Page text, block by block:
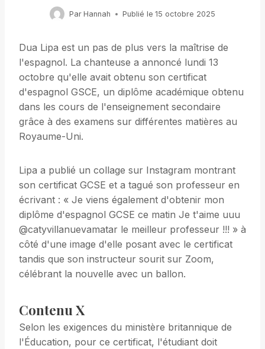
Par Hannah Publié le 15 octobre 2025
Dua Lipa est un pas de plus vers la maîtrise de
l'espagnol. La chanteuse a annoncé lundi 13
octobre qu'elle avait obtenu son certificat
d'espagnol GSCE, un diplôme académique obtenu
dans les cours de l'enseignement secondaire
grâce à des examens sur différentes matières au
Royaume-Uni.
Lipa a publié un collage sur Instagram montrant
son certificat GCSE et a tagué son professeur en
écrivant : « Je viens également d'obtenir mon
diplôme d'espagnol GCSE ce matin Je t'aime uuu
@catyvillanuevamatar le meilleur professeur !!! » à
côté d'une image d'elle posant avec le certificat
tandis que son instructeur sourit sur Zoom,
célébrant la nouvelle avec un ballon.
Contenu X
Selon les exigences du ministère britannique de
l'Éducation, pour ce certificat, l'étudiant doit